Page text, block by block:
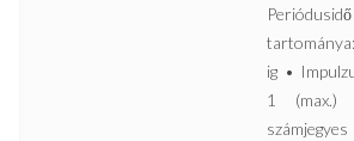
ig •
1 (max.)